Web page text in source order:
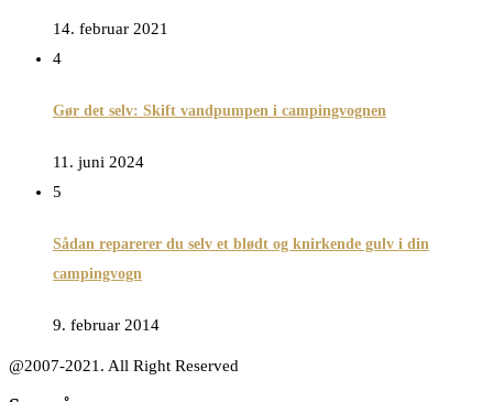
14. februar 2021
4
Gør det selv: Skift vandpumpen i campingvognen
11. juni 2024
5
Sådan reparerer du selv et blødt og knirkende gulv i din
campingvogn
9. februar 2014
@2007-2021. All Right Reserved